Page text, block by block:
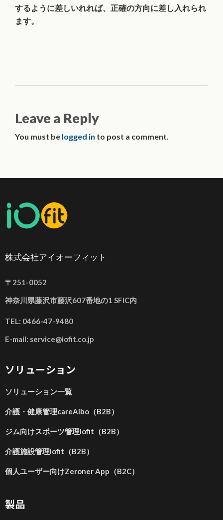
するように差しいれれば、正確の方向に差し入れられ
ます。
Leave a Reply
You must be logged in to post a comment.
株式会社アイオーフィット
〒251-0052
神奈川県藤沢市藤沢607番地の1 SFIC内
TEL: 0466-47-9480
E-mail: service@iofit.co.jp
ソリューション
ソリューション一覧
介護・健康管理careAibo（B2B）
ジム向けスポーツ管理Iofit（B2B）
介護施設管理Iofit（B2B）
個人ユーザー向けZeroner App（B2C）
製品